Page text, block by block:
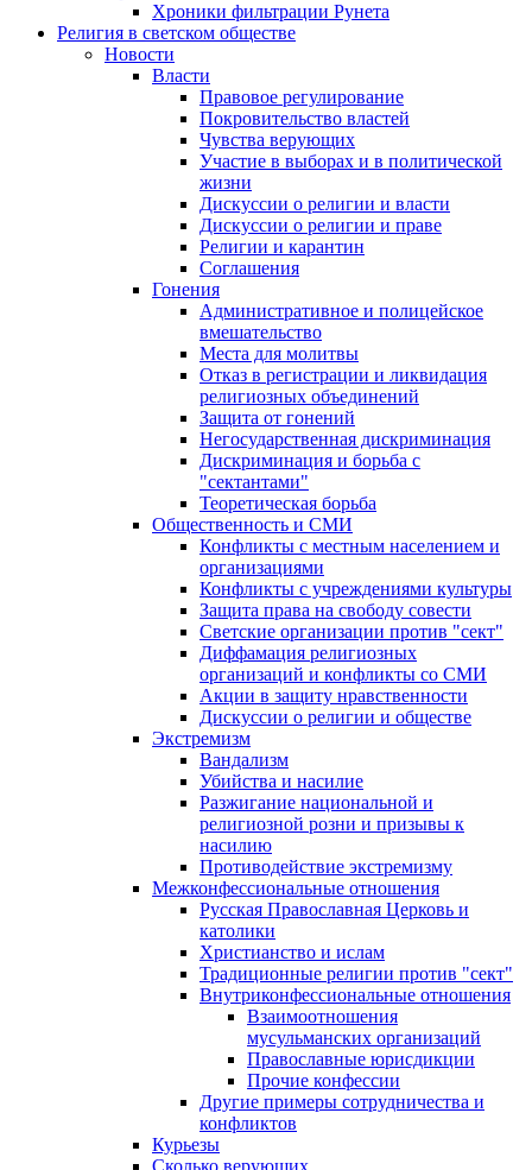
Хроники фильтрации Рунета
Религия в светском обществе
Новости
Власти
Правовое регулирование
Покровительство властей
Чувства верующих
Участие в выборах и в политической
жизни
Дискуссии о религии и власти
Дискуссии о религии и праве
Религии и карантин
Соглашения
Гонения
Административное и полицейское
вмешательство
Места для молитвы
Отказ в регистрации и ликвидация
религиозных объединений
Защита от гонений
Негосударственная дискриминация
Дискриминация и борьба с
"сектантами"
Теоретическая борьба
Общественность и СМИ
Конфликты с местным населением и
организациями
Конфликты с учреждениями культуры
Защита права на свободу совести
Светские организации против "сект"
Диффамация религиозных
организаций и конфликты со СМИ
Акции в защиту нравственности
Дискуссии о религии и обществе
Экстремизм
Вандализм
Убийства и насилие
Разжигание национальной и
религиозной розни и призывы к
насилию
Противодействие экстремизму
Межконфессиональные отношения
Русская Православная Церковь и
католики
Христианство и ислам
Традиционные религии против "сект"
Внутриконфессиональные отношения
Взаимоотношения
мусульманских организаций
Православные юрисдикции
Прочие конфессии
Другие примеры сотрудничества и
конфликтов
Курьезы